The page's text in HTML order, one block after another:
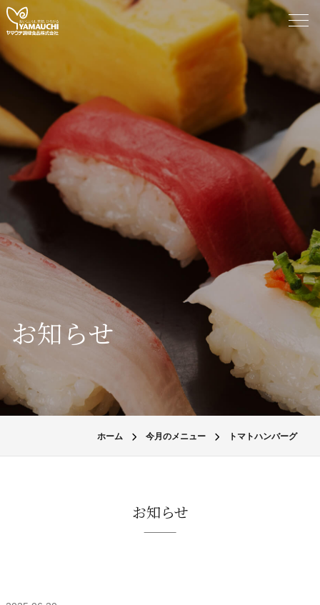
お知らせ
ホーム 今月のメニュー トマトハンバーグ
お知らせ